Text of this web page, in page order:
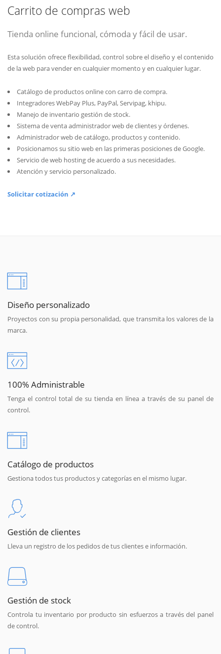
Carrito de compras web
Tienda online funcional, cómoda y fácil de usar.
Esta solución ofrece flexibilidad, control sobre el diseño y el contenido
de la web para vender en cualquier momento y en cualquier lugar.
Catálogo de productos online con carro de compra.
Integradores WebPay Plus, PayPal, Servipag, khipu.
Manejo de inventario gestión de stock.
Sistema de venta administrador web de clientes y órdenes.
Administrador web de catálogo, productos y contenido.
Posicionamos su sitio web en las primeras posiciones de Google.
Servicio de web hosting de acuerdo a sus necesidades.
Atención y servicio personalizado.
Solicitar cotización ↗
Diseño personalizado
Proyectos con su propia personalidad, que transmita los valores de la
marca.
100% Administrable
Tenga el control total de su tienda en línea a través de su panel de
control.
Catálogo de productos
Gestiona todos tus productos y categorías en el mismo lugar.
Gestión de clientes
Lleva un registro de los pedidos de tus clientes e información.
Gestión de stock
Controla tu inventario por producto sin esfuerzos a través del panel
de control.